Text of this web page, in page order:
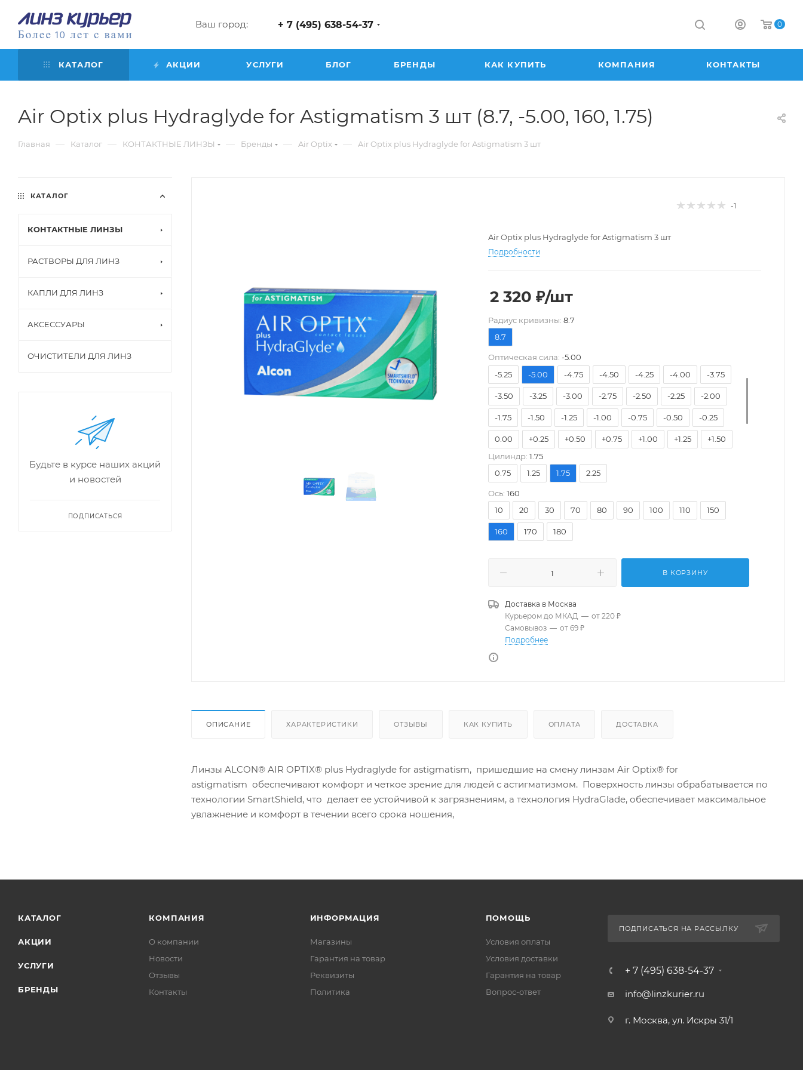
Ваш город: + 7 (495) 638-54-37 0
КАТАЛОГ АКЦИИ УСЛУГИ БЛОГ БРЕНДЫ КАК КУПИТЬ КОМПАНИЯ КОНТАКТЫ
Air Optix plus Hydraglyde for Astigmatism 3 шт (8.7, -5.00, 160, 1.75)
Главная — Каталог — КОНТАКТНЫЕ ЛИНЗЫ — Бренды — Air Optix — Air Optix plus Hydraglyde for Astigmatism 3 шт
-1
Air Optix plus Hydraglyde for Astigmatism 3 шт
Подробности
2 320 ₽/шт
Pадиус кривизны: 8.7
8.7
Оптическая сила: -5.00
-7.00
-5.25 -5.00 -4.75 -4.50 -4.25 -4.00 -3.75
-3.50 -3.25 -3.00 -2.75 -2.50 -2.25 -2.00
-1.75 -1.50 -1.25 -1.00 -0.75 -0.50 -0.25
0.00 +0.25 +0.50 +0.75 +1.00 +1.25 +1.50
+1.75 +2.00
+3.50 +3.75 +4.00
Цилиндр: 1.75
0.75
1.25 1.75 2.25
Ось: 160
10
20 30 70 80 90 100 110 150
160 170 180
В КОРЗИНУ
Доставка в Москва
Курьером до МКАД — от 220 ₽
Самовывоз — от 69 ₽
Подробнее
ОПИСАНИЕ ХАРАКТЕРИСТИКИ ОТЗЫВЫ КАК КУПИТЬ ОПЛАТА ДОСТАВКА
Линзы ALCON® AIR OPTIX® plus Hydraglyde for astigmatism, пришедшие на смену линзам Air Optix® for
astigmatism обеспечивают комфорт и четкое зрение для людей с астигматизмом. Поверхность линзы обрабатывается по
технологии SmartShield, что делает ее устойчивой к загрязнениям, а технология HydraGlade, обеспечивает максимальное
увлажнение и комфорт в течении всего срока ношения,
КАТАЛОГ
КОНТАКТНЫЕ ЛИНЗЫ
РАСТВОРЫ ДЛЯ ЛИНЗ
КАПЛИ ДЛЯ ЛИНЗ
АКСЕССУАРЫ
ОЧИСТИТЕЛИ ДЛЯ ЛИНЗ
Будьте в курсе наших акций
и новостей
ПОДПИСАТЬСЯ
КАТАЛОГ
АКЦИИ
УСЛУГИ
БРЕНДЫ
КОМПАНИЯ
О компании
Новости
Отзывы
Контакты
ИНФОРМАЦИЯ
Магазины
Гарантия на товар
Реквизиты
Политика
ПОМОЩЬ
Условия оплаты
Условия доставки
Гарантия на товар
Вопрос-ответ
ПОДПИСАТЬСЯ НА РАССЫЛКУ
+ 7 (495) 638-54-37
info@linzkurier.ru
г. Москва, ул. Искры 31/1